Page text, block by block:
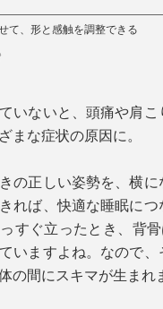
て、形と感触を調整できる
いないと、頭痛や肩
まな症状の原因に。
の正しい姿勢を、横
れば、快適な睡眠に
すぐ立ったとき、背
いますよね。なので
の間にスキマが生まれ